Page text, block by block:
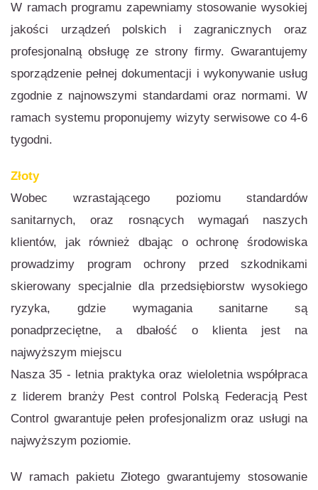
W ramach programu zapewniamy stosowanie wysokiej
jakości urządzeń polskich i zagranicznych oraz
profesjonalną obsługę ze strony firmy. Gwarantujemy
sporządzenie pełnej dokumentacji i wykonywanie usług
zgodnie z najnowszymi standardami oraz normami. W
ramach systemu proponujemy wizyty serwisowe co 4-6
tygodni.
Złoty
Wobec wzrastającego poziomu standardów
sanitarnych, oraz rosnących wymagań naszych
klientów, jak również dbając o ochronę środowiska
prowadzimy program ochrony przed szkodnikami
skierowany specjalnie dla przedsiębiorstw wysokiego
ryzyka, gdzie wymagania sanitarne są
ponadprzeciętne, a dbałość o klienta jest na
najwyższym miejscu
Nasza 35 - letnia praktyka oraz wieloletnia współpraca
z liderem branży Pest control Polską Federacją Pest
Control gwarantuje pełen profesjonalizm oraz usługi na
najwyższym poziomie.
W ramach pakietu Złotego gwarantujemy stosowanie